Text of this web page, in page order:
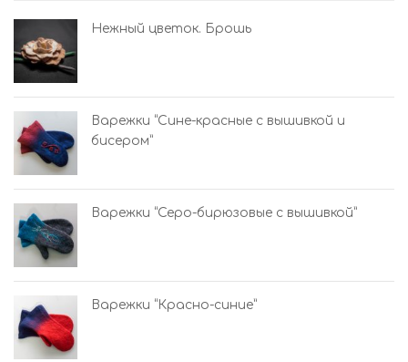
Нежный цветок. Брошь
Варежки “Сине-красные с вышивкой и
бисером”
Варежки “Серо-бирюзовые с вышивкой”
Варежки “Красно-синие”